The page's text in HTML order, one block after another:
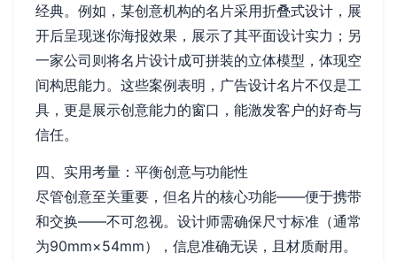
经典。例如，某创意机构的名片采用折叠式设计，展
开后呈现迷你海报效果，展示了其平面设计实力；另
一家公司则将名片设计成可拼装的立体模型，体现空
间构思能力。这些案例表明，广告设计名片不仅是工
具，更是展示创意能力的窗口，能激发客户的好奇与
信任。
四、实用考量：平衡创意与功能性
尽管创意至关重要，但名片的核心功能——便于携带
和交换——不可忽视。设计师需确保尺寸标准（通常
为90mm×54mm），信息准确无误，且材质耐用。